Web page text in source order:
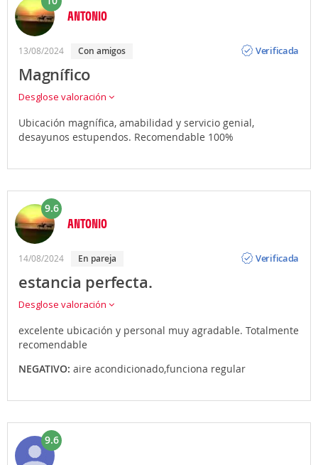
ANTONIO
13/08/2024 con amigos
Verificada
Magnífico
Desglose valoración
Ubicación magnífica, amabilidad y servicio genial,
desayunos estupendos. Recomendable 100%
9.6
ANTONIO
14/08/2024 en pareja
Verificada
estancia perfecta.
Desglose valoración
excelente ubicación y personal muy agradable. Totalmente
recomendable
NEGATIVO: aire acondicionado,funciona regular
9.6